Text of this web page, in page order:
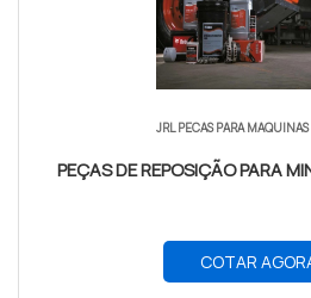
JRL PECAS PARA MAQUINAS
PEÇAS DE REPOSIÇÃO PARA
COTAR